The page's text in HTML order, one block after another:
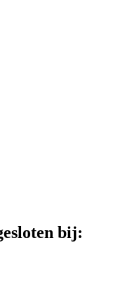
bij: